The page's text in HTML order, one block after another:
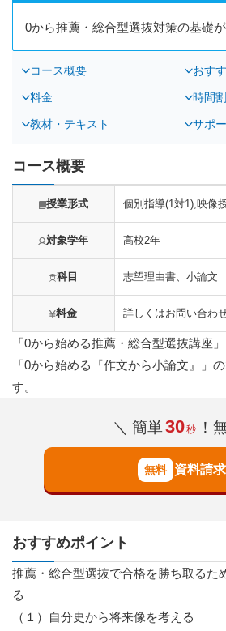
0から推薦・総合型選抜対策の基礎が
コース概要 おす
料金 時間
教材・テキスト サポ
コース概要
授業形式 個別指導(1対1),映像
対象学年 高校2年
科目 志望理由書、小論文
料金 詳しくはお問い合わ
「0から始める推薦・総合型選抜講座」
「0から始める『作文から小論文』」
す。
＼ 簡単30秒 ！
資料請求
おすすめポイント
推薦・総合型選抜で合格を勝ち取るた
る
（１）自分史から将来像を考える